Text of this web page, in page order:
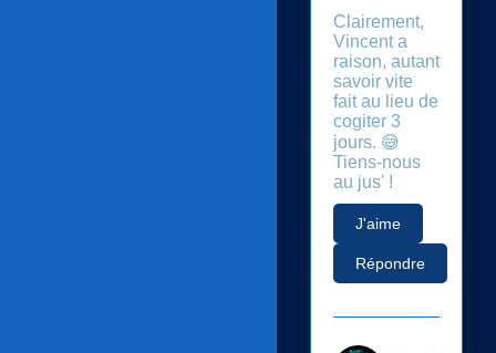
Clairement,
Vincent a
raison, autant
savoir vite
fait au lieu de
cogiter 3
jours. 😅
Tiens-nous
au jus' !
J'aime
Répondre